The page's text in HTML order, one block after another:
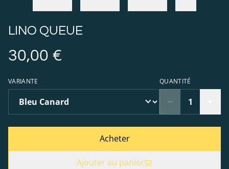
LINO QUEUE
30,00 €
VARIANTE QUANTITÉ
Acheter
Ajouter au panier